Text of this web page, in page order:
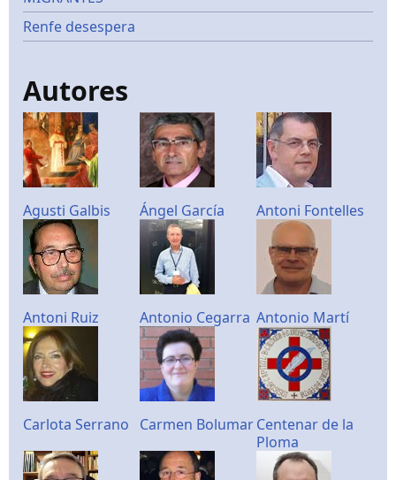
Renfe desespera
Autores
Agusti Galbis Ángel García Antoni Fontelles
Antoni Ruiz Antonio Cegarra Antonio Martí
Carlota Serrano Carmen BolumarCentenar de la
Ploma